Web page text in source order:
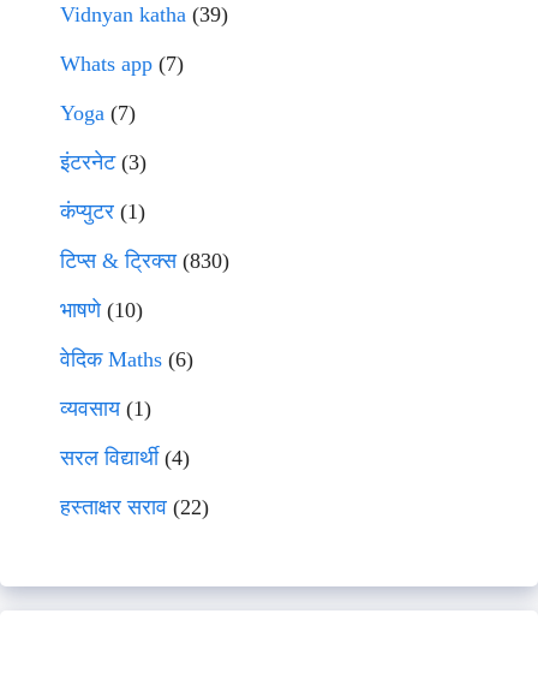
Vidnyan katha (39)
Whats app (7)
Yoga (7)
इंटरनेट(3)
कंप्युटर (1)
टिप्स & ट्रिक्स(830)
भाषणे(10)
वेदिक Maths (6)
व्यवसाय(1)
सरल विद्यार्थी(4)
हस्ताक्षर सराव (22)